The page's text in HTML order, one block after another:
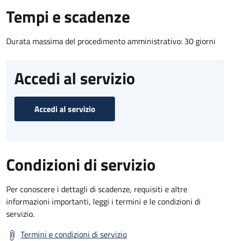
Tempi e scadenze
Durata massima del procedimento amministrativo: 30 giorni
Accedi al servizio
Accedi al servizio
Condizioni di servizio
Per conoscere i dettagli di scadenze, requisiti e altre
informazioni importanti, leggi i termini e le condizioni di
servizio.
Termini e condizioni di servizio